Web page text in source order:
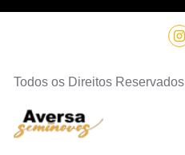
Todos os Direitos Reservados |